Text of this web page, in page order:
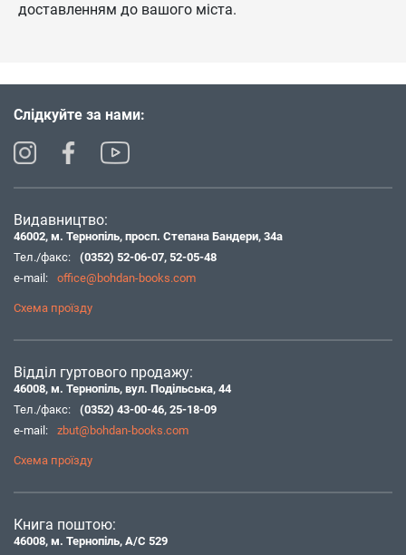
доставленням до вашого міста.
Слідкуйте за нами:
Видавництво:
46002, м. Тернопіль, просп. Степана Бандери, 34а
Тел./факс:
(0352) 52-06-07, 52-05-48
e-mail:
office@bohdan-books.com
Схема проїзду
Відділ гуртового продажу:
46008, м. Тернопіль, вул. Подільська, 44
Тел./факс:
(0352) 43-00-46, 25-18-09
e-mail:
zbut@bohdan-books.com
Схема проїзду
Книга поштою:
46008, м. Тернопіль, А/С 529